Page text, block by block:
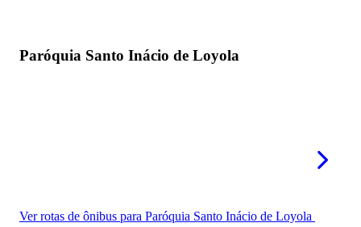
Paróquia Santo Inácio de Loyola
Ver rotas de ônibus para Paróquia Santo Inácio de Loyola